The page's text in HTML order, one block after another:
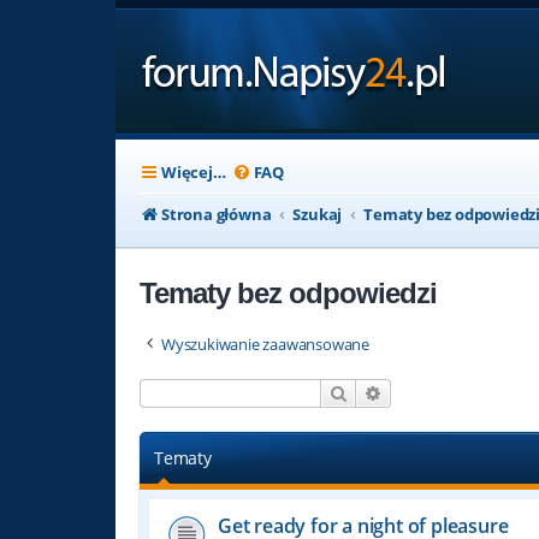
Więcej… FAQ
Strona główna
Szukaj Tematy bez odpowiedzi
Tematy bez odpowiedzi
Wyszukiwanie zaawansowane
Szukaj
Tematy
Get ready for a night of pleasure